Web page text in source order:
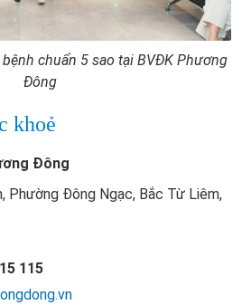
chuẩn 5 sao tại BVĐK Phương
Đông
khoẻ
Đông
Phường Đông Ngạc, Bắc Từ Liêm,
115